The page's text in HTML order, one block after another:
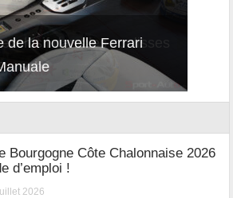
de la nouvelle Ferrari
Bourgogne Côte Chalonnaise 2026
d’emploi !
2026